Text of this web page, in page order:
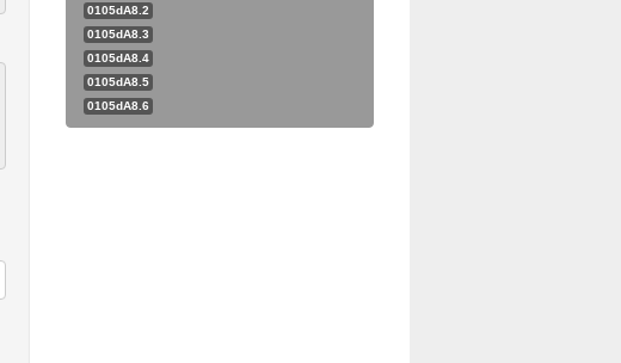
0105dA8.2
0105dA8.3
0105dA8.4
0105dA8.5
0105dA8.6